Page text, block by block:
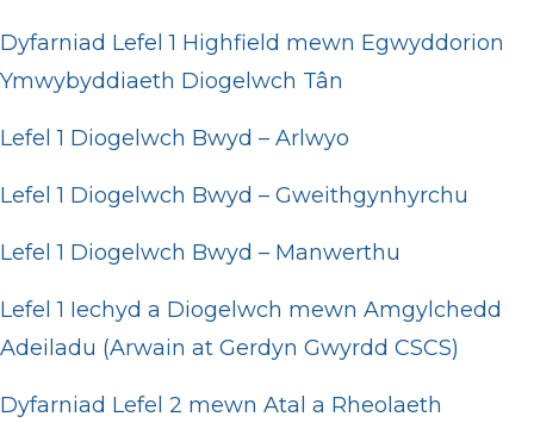
Dyfarniad Lefel 1 Highfield mewn Egwyddorion
Ymwybyddiaeth Diogelwch Tân
Lefel 1 Diogelwch Bwyd – Arlwyo
Lefel 1 Diogelwch Bwyd – Gweithgynhyrchu
Lefel 1 Diogelwch Bwyd – Manwerthu
Lefel 1 Iechyd a Diogelwch mewn Amgylchedd
Adeiladu (Arwain at Gerdyn Gwyrdd CSCS)
Dyfarniad Lefel 2 mewn Atal a Rheolaeth